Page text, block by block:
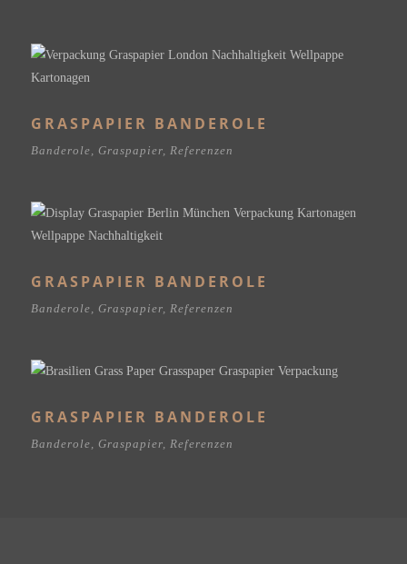
GRASPAPIER BANDEROLE
Banderole Graspapier Referenzen
GRASPAPIER BANDEROLE
Banderole Graspapier Referenzen
GRASPAPIER BANDEROLE
Banderole Graspapier Referenzen